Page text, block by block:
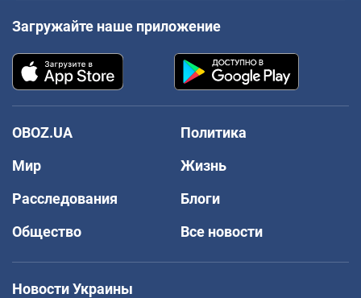
Загружайте наше приложение
OBOZ.UA
Политика
Мир
Жизнь
Расследования
Блоги
Общество
Все новости
Новости Украины